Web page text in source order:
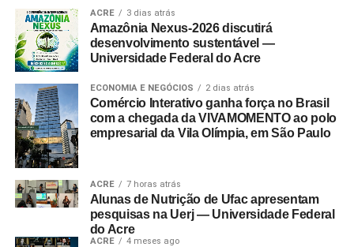
ACRE 3 dias atrás
Amazônia Nexus-2026 discutirá
desenvolvimento sustentável —
Universidade Federal do Acre
ECONOMIA E NEGÓCIOS 2 dias atrás
Comércio Interativo ganha força no Brasil
com a chegada da VIVAMOMENTO ao polo
empresarial da Vila Olímpia, em São Paulo
ACRE 7 horas atrás
Alunas de Nutrição de Ufac apresentam
pesquisas na Uerj — Universidade Federal
do Acre
ACRE 4 meses ago